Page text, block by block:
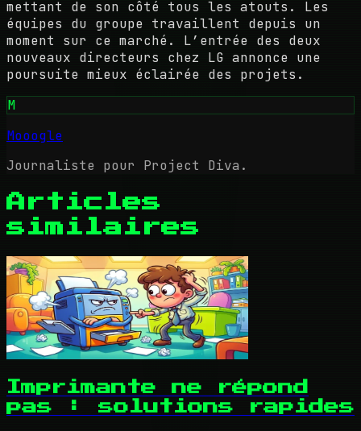
mettant de son côté tous les atouts. Les
équipes du groupe travaillent depuis un
moment sur ce marché. L’entrée des deux
nouveaux directeurs chez LG annonce une
poursuite mieux éclairée des projets.
M
Mooogle
Journaliste pour Project Diva.
Articles
similaires
Imprimante ne répond
pas : solutions rapides